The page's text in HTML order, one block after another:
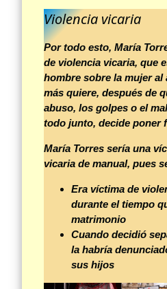
Violencia vicaria
Por todo esto, María
de violencia vicaria, que
hombre sobre la mujer al
más quiere, después de
abuso, los golpes o el
todo junto, decide poner
María Torres sería una
vicaria de manual, pues
Era víctima de
durante el tiempo
matrimonio
Cuando decidió
la habría
sus hijos